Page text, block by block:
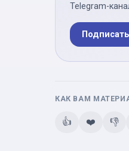
Telegram-
КАК ВАМ
👍 ❤️ 👎